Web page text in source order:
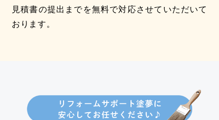
見積書の提出までを無料で対応させていただいて
おります。